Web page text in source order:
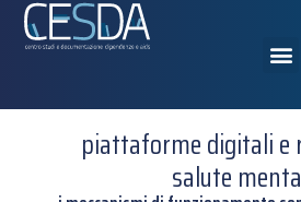
piattaforme digitali e
salute